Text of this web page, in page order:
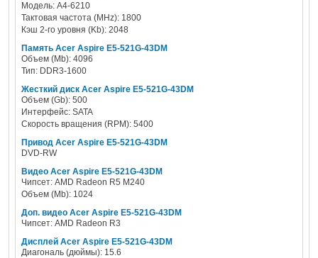
Модель: A4-6210
Тактовая частота (MHz): 1800
Кэш 2-го уровня (Kb): 2048
Память Acer Aspire E5-521G-43DM
Объем (Mb): 4096
Тип: DDR3-1600
Жесткий диск Acer Aspire E5-521G-43DM
Объем (Gb): 500
Интерфейс: SATA
Скорость вращения (RPM): 5400
Привод Acer Aspire E5-521G-43DM
DVD-RW
Видео Acer Aspire E5-521G-43DM
Чипсет: AMD Radeon R5 M240
Объем (Mb): 1024
Доп. видео Acer Aspire E5-521G-43DM
Чипсет: AMD Radeon R3
Дисплей Acer Aspire E5-521G-43DM
Диагональ (дюймы): 15.6